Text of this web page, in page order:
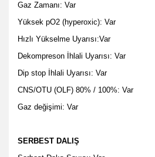
Gaz Zamanı: Var
Yüksek pO2 (hyperoxic): Var
Hızlı Yükselme Uyarısı:Var
Dekompreson İhlali Uyarısı: Var
Dip stop İhlali Uyarısı: Var
CNS/OTU (OLF) 80% / 100%: Var
Gaz değişimi: Var
SERBEST DALIŞ